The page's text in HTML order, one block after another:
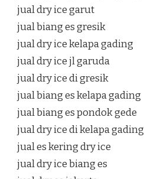
jual dry ice garut
jual biang es gresik
jual dry ice kelapa gading
jual dry ice jl garuda
jual dry ice di gresik
jual biang es kelapa gading
jual biang es pondok gede
jual dry ice di kelapa gading
jual es kering dry ice
jual dry ice biang es